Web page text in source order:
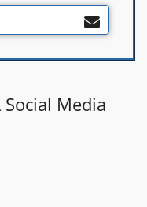
Media